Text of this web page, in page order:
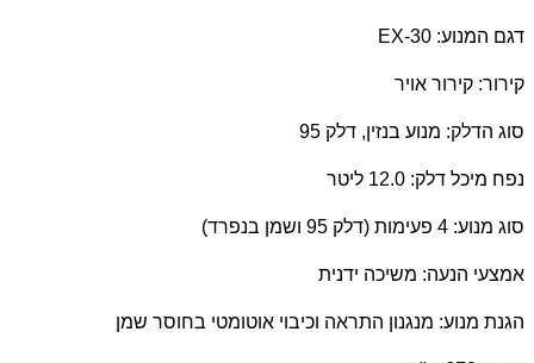
דגם המנוע: EX-30
קירור: קירור אויר
סוג הדלק: מנוע בנזין, דלק 95
נפח מיכל דלק: 12.0 ליטר
סוג מנוע: 4 פעימות (דלק 95 ושמן בנפרד)
אמצעי הנעה: משיכה ידנית
הגנת מנוע: מנגנון התראה וכיבוי אוטומטי בחוסר שמן